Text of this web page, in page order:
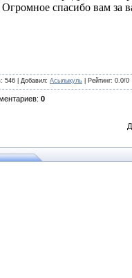
Огромное спасибо вам за
: 546 | Добавил: Асылыкуль Рейтинг: 0.0/0
: 0